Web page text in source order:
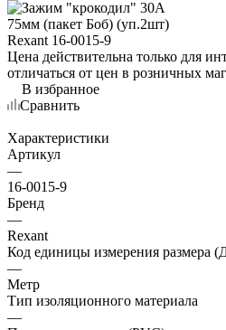
Цена действительна только для
отличаться от цен в розничных
В избранное
Сравнить
Характеристики
Артикул
—
16-0015-9
Бренд
—
Rexant
Код единицы измерения размера
—
Метр
Тип изоляционного материала
—